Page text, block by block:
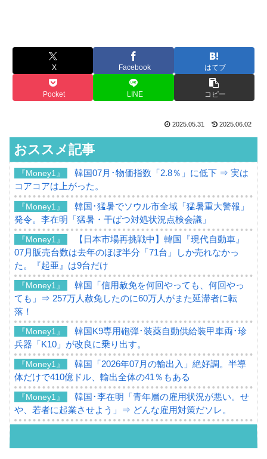
X Facebook はてブ
Pocket LINE コピー
2025.05.31 2025.06.02
おススメ記事
『Money1』
韓国07月･物価指数「2.8％」に低下 ⇒ 実は
コアコアは上がった。
『Money1』
韓国･猛暑でソウル市全域「猛暑重大警報」
発令。李在明「猛暑・干ばつ対処状況点検会議」
『Money1』
【日本市場再挑戦中】韓国『現代自動車』
07月販売台数は去年のほぼ半分「71台」しか売れなかっ
た。『起亜』は9台だけ
『Money1』
韓国「信用赦免を何回やっても、何回やっ
ても」⇒ 257万人赦免したのに60万人がまた延滞者に転
落！
『Money1』
韓国K9専用砲弾･装薬自動供給装甲車両･珍
兵器「K10」が改良に乗り出す。
『Money1』
韓国「2026年07月の輸出入」絶好調。半導
体だけで410億ドル、輸出全体の41％もある
『Money1』
韓国･李在明「青年層の雇用状況が悪い。せ
や、若者に起業させよう」⇒ どんな雇用対策だソレ。